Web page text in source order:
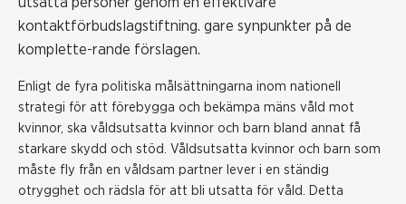
kontaktförbudslagstiftning. gare synpunkter på de
komplette-rande förslagen.
Enligt de fyra politiska målsättningarna inom nationell
strategi för att förebygga och bekämpa mäns våld mot
kvinnor, ska våldsutsatta kvinnor och barn bland annat få
starkare skydd och stöd. Våldsutsatta kvinnor och barn som
måste fly från en våldsam partner lever i en ständig
otrygghet och rädsla för att bli utsatta för våld. Detta